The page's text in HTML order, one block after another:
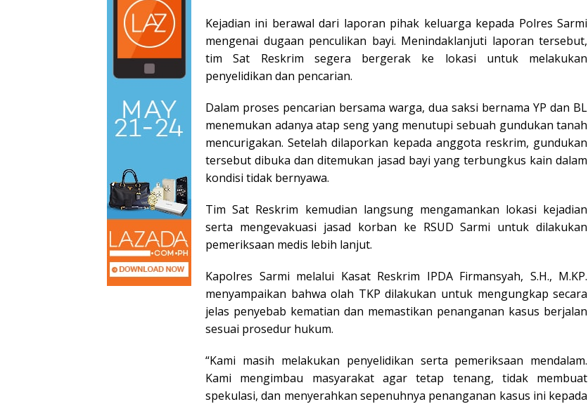
Kejadian ini berawal dari laporan pihak keluarga kepada Polres Sarmi
mengenai dugaan penculikan bayi. Menindaklanjuti laporan tersebut,
tim Sat Reskrim segera bergerak ke lokasi untuk melakukan
penyelidikan dan pencarian.
Dalam proses pencarian bersama warga, dua saksi bernama YP dan BL
menemukan adanya atap seng yang menutupi sebuah gundukan tanah
mencurigakan. Setelah dilaporkan kepada anggota reskrim, gundukan
tersebut dibuka dan ditemukan jasad bayi yang terbungkus kain dalam
kondisi tidak bernyawa.
Tim Sat Reskrim kemudian langsung mengamankan lokasi kejadian
serta mengevakuasi jasad korban ke RSUD Sarmi untuk dilakukan
pemeriksaan medis lebih lanjut.
Kapolres Sarmi melalui Kasat Reskrim IPDA Firmansyah, S.H., M.KP.
menyampaikan bahwa olah TKP dilakukan untuk mengungkap secara
jelas penyebab kematian dan memastikan penanganan kasus berjalan
sesuai prosedur hukum.
“Kami masih melakukan penyelidikan serta pemeriksaan mendalam.
Kami mengimbau masyarakat agar tetap tenang, tidak membuat
spekulasi, dan menyerahkan sepenuhnya penanganan kasus ini kepada